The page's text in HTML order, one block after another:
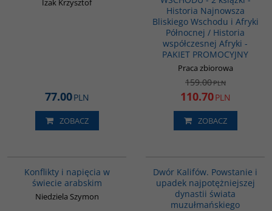
Izak Krzysztof
77.00PLN
ZOBACZ
Historia Najnowsza
Bliskiego Wschodu i Afryki
Północnej / Historia
współczesnej Afryki -
PAKIET PROMOCYJNY
Praca zbiorowa
159.00PLN
110.70PLN
ZOBACZ
Konflikty i napięcia w
świecie arabskim
Niedziela Szymon
Dwór Kalifów. Powstanie i
upadek najpotężniejszej
dynastii świata
muzułmańskiego